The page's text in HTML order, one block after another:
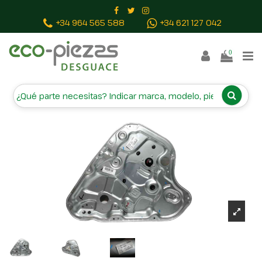
+34 964 565 588 +34 621 127 042
0
ELEVALUNAS TRASERO
IZQUIERDO 834712R000 MANUAL